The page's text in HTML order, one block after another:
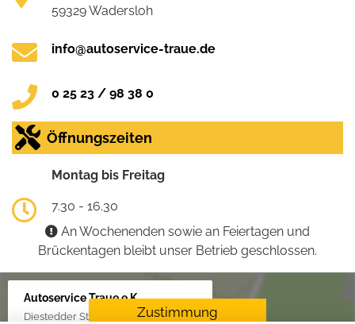
59329 Wadersloh
info@autoservice-traue.de
0 25 23 / 98 38 0
Öffnungszeiten
Montag bis Freitag
7.30 - 16.30
An Wochenenden sowie an Feiertagen und
Brückentagen bleibt unser Betrieb geschlossen.
Autoservice Traue e.K.
Diestedder Str. 16, 59329 Wadersloh
Zustimmung